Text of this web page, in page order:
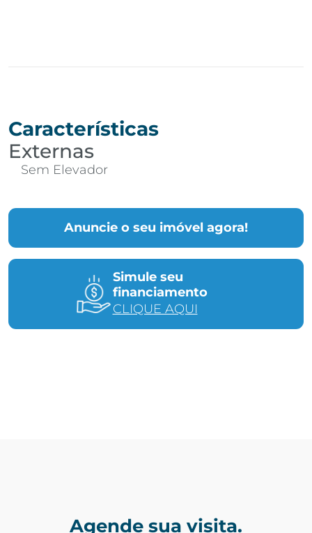
Anuncie o seu imóvel agora!
Simule seu
financiamento
CLIQUE AQUI
Características
Externas
Sem Elevador
Agende sua visita.